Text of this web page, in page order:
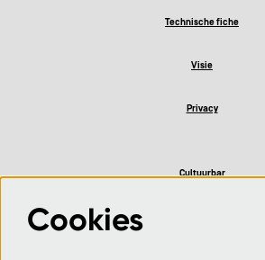
Technische fiche
Visie
Privacy
Cultuurbar
Cookies